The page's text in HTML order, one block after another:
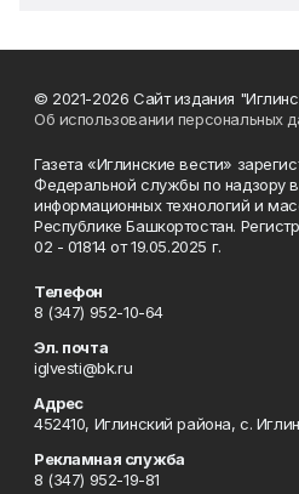
© 2021-2026 Сайт издания
Об использовании персональных
Газета «Иглинские вести»
Федеральной службы по надзору
информационных технологий и
Республике Башкортостан.
02 - 01814 от 19.05.2025 г.
Телефон
8 (347) 952-10-64
Эл. почта
iglvesti@bk.ru
Адрес
452410, Иглинский района, с.
Рекламная служба
8 (347) 952-19-81